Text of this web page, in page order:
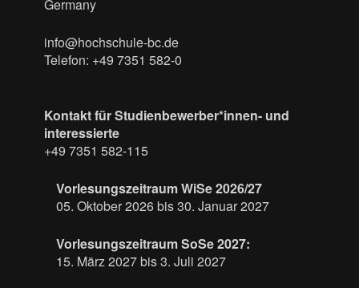
Germany
info@hochschule-bc.de
Telefon: +49 7351 582-0
Kontakt für Studienbewerber*innen- und
interessierte
+49 7351 582-115
Vorlesungszeitraum WiSe 2026/27
05. Oktober 2026 bis 30. Januar 2027
Vorlesungszeitraum SoSe 2027:
15. März 2027 bis 3. Juli 2027